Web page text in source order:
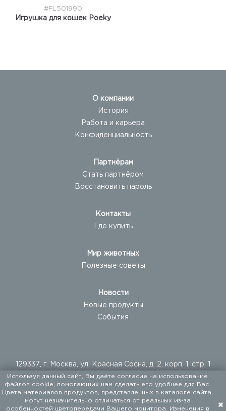
#FL501990
Игрушка для кошек Poeky
О компании
История
Работа и карьера
Конфиденциальность
Партнёрам
Стать партнёром
Восстановить пароль
Контакты
Где купить
Мир животных
Полезные советы
Новости
Новые продукты
События
129337, г. Москва, ул. Красная Сосна, д. 2, корп. 1, стр. 1
+ 7 (495) 960-20-40
+ 7 (495) 122-25-18
Используя данный сайт, Вы даёте согласие на использование
файлов cookie, помогающих нам сделать его удобнее для Вас.
Цвета материалов продуктов, представленных в каталоге сайта,
могут незначительно отличаться от реальных из-за
особенностей цветопередачи Вашего монитора. Изменения в